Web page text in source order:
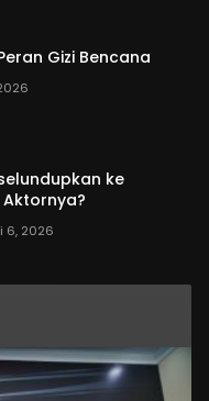
Gizi Bencana
ke
6, 2026